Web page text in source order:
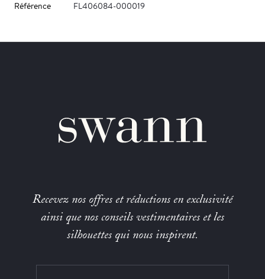
Référence
FL406084-000019
Recevez nos offres et réductions en exclusivité
ainsi que nos conseils vestimentaires et les
silhouettes qui nous inspirent.